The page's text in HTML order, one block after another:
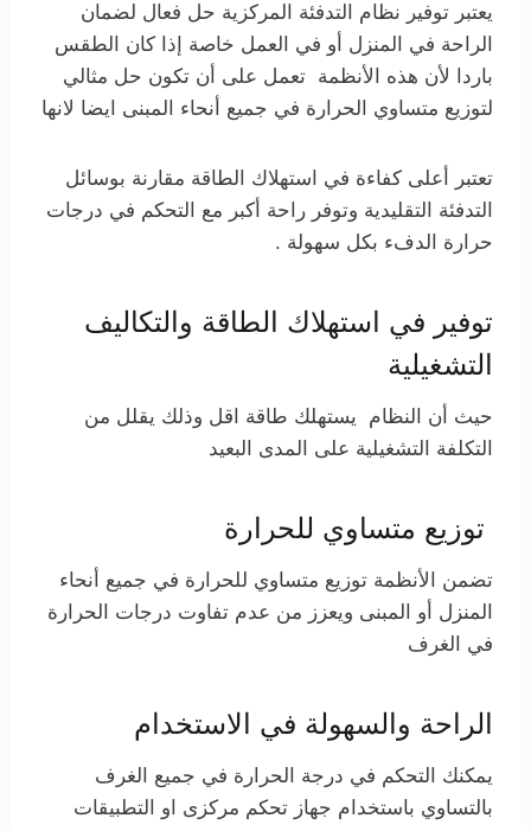
يعتبر توفير نظام التدفئة المركزية حل فعال لضمان
الراحة في المنزل أو في العمل خاصة إذا كان الطقس
باردا لأن هذه الأنظمة تعمل على أن تكون حل مثالي
لتوزيع متساوي الحرارة في جميع أنحاء المبنى ايضا لانها
تعتبر أعلى كفاءة في استهلاك الطاقة مقارنة بوسائل
التدفئة التقليدية وتوفر راحة أكبر مع التحكم في درجات
حرارة الدفء بكل سهولة .
توفير في استهلاك الطاقة والتكاليف
التشغيلية
حيث أن النظام يستهلك طاقة اقل وذلك يقلل من
التكلفة التشغيلية على المدى البعيد
توزيع متساوي للحرارة
تضمن الأنظمة توزيع متساوي للحرارة في جميع أنحاء
المنزل أو المبنى ويعزز من عدم تفاوت درجات الحرارة
في الغرف
الراحة والسهولة في الاستخدام
يمكنك التحكم في درجة الحرارة في جميع الغرف
بالتساوي باستخدام جهاز تحكم مركزى او التطبيقات